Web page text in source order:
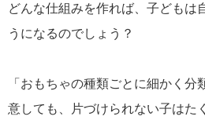
どんな仕組みを作れば、子どもは
うになるのでしょう？
「おもちゃの種類ごとに細かく分
意しても、片づけられない子はた